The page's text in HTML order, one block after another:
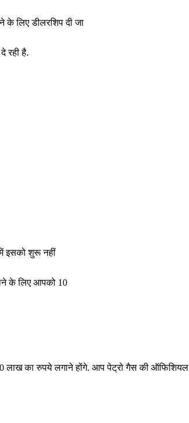
लिए डीलरशिप दी जा
रही है.
इसको शुरू नहीं
के लिए आपको 10
का रुपये लगाने होंगे. आप पेट्रो गैस की ऑफिशियल